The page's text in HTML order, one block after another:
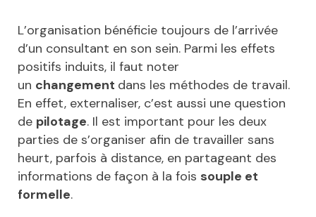
L’organisation bénéficie toujours de l’arrivée
d’un consultant en son sein. Parmi les effets
positifs induits, il faut noter
un changement dans les méthodes de travail.
En effet, externaliser, c’est aussi une question
de pilotage. Il est important pour les deux
parties de s’organiser afin de travailler sans
heurt, parfois à distance, en partageant des
informations de façon à la fois souple et
formelle.